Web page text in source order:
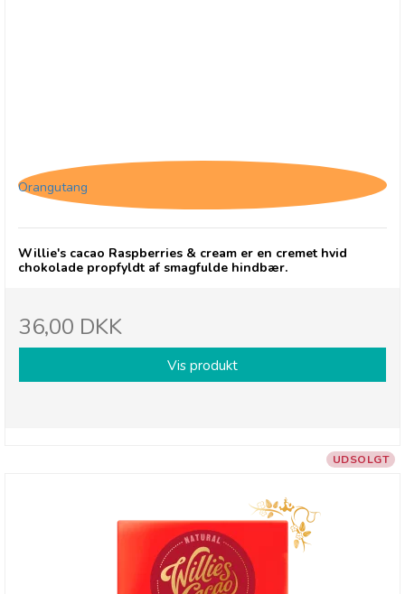
Orangutang
Willie's cacao Raspberries & cream er en cremet hvid
chokolade propfyldt af smagfulde hindbær.
36,00 DKK
Vis produkt
UDSOLGT